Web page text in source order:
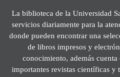
La biblioteca de la Universidad
servicios diariamente para la
donde pueden encontrar una
de libros impresos y
conocimiento, además
importantes revistas científicas y